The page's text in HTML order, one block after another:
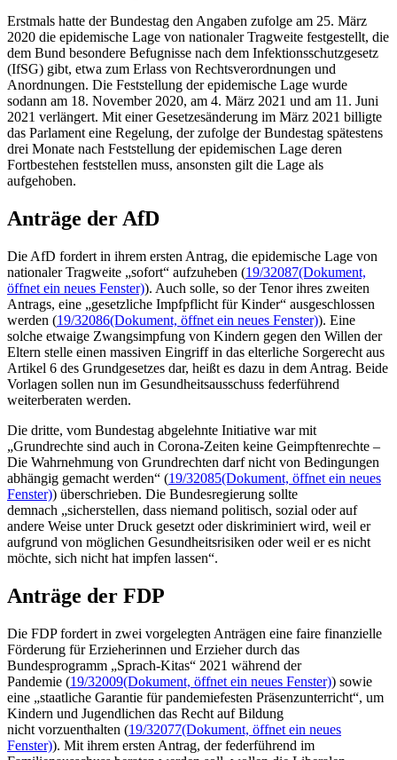
Erstmals hatte der Bundestag den Angaben zufolge am 25. März
2020 die epidemische Lage von nationaler Tragweite festgestellt, die
dem Bund besondere Befugnisse nach dem Infektionsschutzgesetz
(IfSG) gibt, etwa zum Erlass von Rechtsverordnungen und
Anordnungen. Die Feststellung der epidemische Lage wurde
sodann am 18. November 2020, am 4. März 2021 und am 11. Juni
2021 verlängert. Mit einer Gesetzesänderung im März 2021 billigte
das Parlament eine Regelung, der zufolge der Bundestag spätestens
drei Monate nach Feststellung der epidemischen Lage deren
Fortbestehen feststellen muss, ansonsten gilt die Lage als
aufgehoben.
Anträge der AfD
Die AfD fordert in ihrem ersten Antrag, die epidemische Lage von
nationaler Tragweite „sofort“ aufzuheben (19/32087(Dokument,
öffnet ein neues Fenster)). Auch solle, so der Tenor ihres zweiten
Antrags, eine „gesetzliche Impfpflicht für Kinder“ ausgeschlossen
werden (19/32086(Dokument, öffnet ein neues Fenster)). Eine
solche etwaige Zwangsimpfung von Kindern gegen den Willen der
Eltern stelle einen massiven Eingriff in das elterliche Sorgerecht aus
Artikel 6 des Grundgesetzes dar, heißt es dazu in dem Antrag. Beide
Vorlagen sollen nun im Gesundheitsausschuss federführend
weiterberaten werden.
Die dritte, vom Bundestag abgelehnte Initiative war mit
„Grundrechte sind auch in Corona-Zeiten keine Geimpftenrechte –
Die Wahrnehmung von Grundrechten darf nicht von Bedingungen
abhängig gemacht werden“ (19/32085(Dokument, öffnet ein neues
Fenster)) überschrieben. Die Bundesregierung sollte
demnach „sicherstellen, dass niemand politisch, sozial oder auf
andere Weise unter Druck gesetzt oder diskriminiert wird, weil er
aufgrund von möglichen Gesundheitsrisiken oder weil er es nicht
möchte, sich nicht hat impfen lassen“.
Anträge der FDP
Die FDP fordert in zwei vorgelegten Anträgen eine faire finanzielle
Förderung für Erzieherinnen und Erzieher durch das
Bundesprogramm „Sprach-Kitas“ 2021 während der
Pandemie (19/32009(Dokument, öffnet ein neues Fenster)) sowie
eine „staatliche Garantie für pandemiefesten Präsenzunterricht“, um
Kindern und Jugendlichen das Recht auf Bildung
nicht vorzuenthalten (19/32077(Dokument, öffnet ein neues
Fenster)). Mit ihrem ersten Antrag, der federführend im